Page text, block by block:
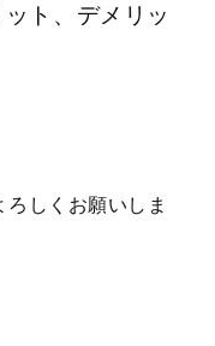
ト、デメリッ
しくお願いしま